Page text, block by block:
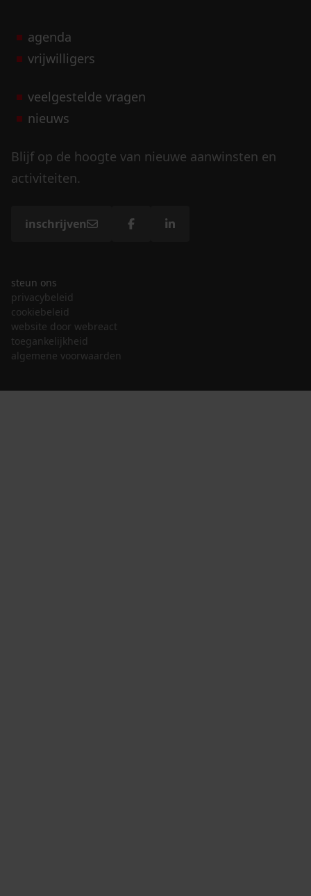
agenda
vrijwilligers
veelgestelde vragen
nieuws
Blijf op de hoogte van nieuwe aanwinsten en
activiteiten.
inschrijven
steun ons
privacybeleid
cookiebeleid
website door webreact
toegankelijkheid
algemene voorwaarden